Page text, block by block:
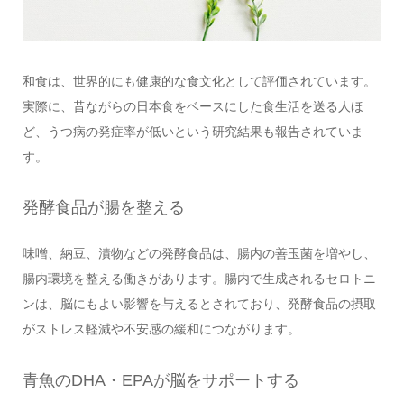
和食は、世界的にも健康的な食文化として評価されています。
実際に、昔ながらの日本食をベースにした食生活を送る人ほ
ど、うつ病の発症率が低いという研究結果も報告されていま
す。
発酵食品が腸を整える
味噌、納豆、漬物などの発酵食品は、腸内の善玉菌を増やし、
腸内環境を整える働きがあります。腸内で生成されるセロトニ
ンは、脳にもよい影響を与えるとされており、発酵食品の摂取
がストレス軽減や不安感の緩和につながります。
青魚のDHA・EPAが脳をサポートする